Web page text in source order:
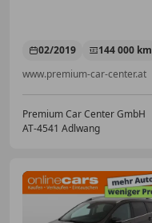
02/2019 144 000 km
www.premium-car-center.at
Premium Car Center GmbH
AT-4541 Adlwang